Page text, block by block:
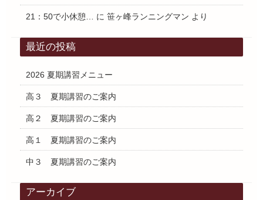
21：50で小休憩… に 笹ヶ峰ランニングマン より
最近の投稿
2026 夏期講習メニュー
高３ 夏期講習のご案内
高２ 夏期講習のご案内
高１ 夏期講習のご案内
中３ 夏期講習のご案内
アーカイブ